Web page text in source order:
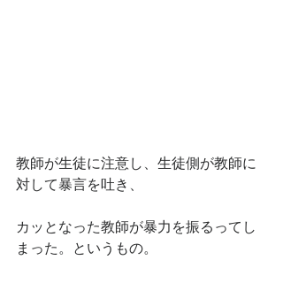
教師が生徒に注意し、生徒側が教師に
対して暴言を吐き、
カッとなった教師が暴力を振るってし
まった。というもの。